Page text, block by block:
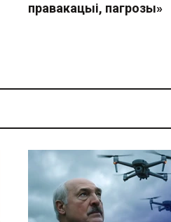
правакацыі, пагрозы»